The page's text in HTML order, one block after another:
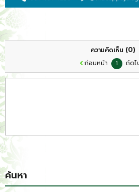
ความคิดเห็น (0)
ก่อนหน้า 1 ถัดไ
ค้นหา